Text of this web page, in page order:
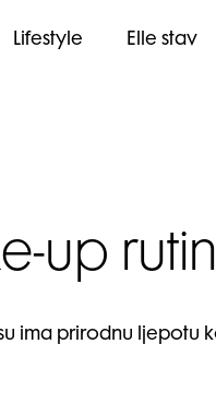
Lifestyle Elle stav
up
ima prirodnu